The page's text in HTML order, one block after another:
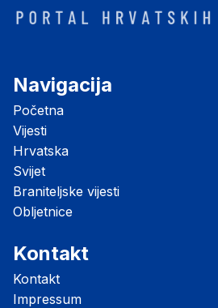
Navigacija
Početna
Vijesti
Hrvatska
Svijet
Braniteljske vijesti
Obljetnice
Kontakt
Kontakt
Impressum